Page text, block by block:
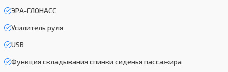
ЭРА-ГЛОНАСС
Усилитель руля
USB
Функция складывания спинки сиденья пассажира